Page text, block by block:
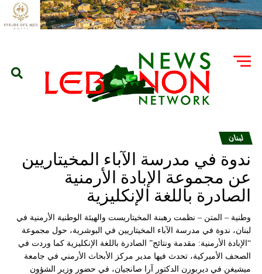
لبنان
ندوة في مدرسة الآباء المخيتاريين
عن مجموعة الإبادة الأرمنية
الصادرة باللغة الإنكليزية
وطنية – المتن – نظمت رهبنة المخيتاريست والهيئة الوطنية الأرمنية في
لبنان، ندوة في مدرسة الآباء المخيتاريين في البوشرية، حول مجموعة
“الإبادة الأرمنية: مقدمة ونتائج” الصادرة باللغة الإنكليزية كما وردت في
الصحف الأميركية، تحدث فيها مدير مركز الأبحاث الأرمني في جامعة
ميشيغن في ديربورن الدكتور آرا صانجيان، في حضور وزير الشؤون